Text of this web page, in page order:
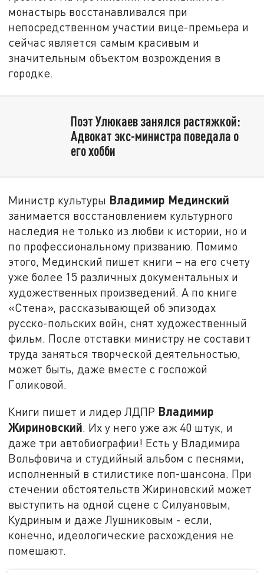
монастырь восстанавливался при
непосредственном участии вице-премьера и
сейчас является самым красивым и
значительным объектом возрождения в
городке.
Поэт Улюкаев занялся растяжкой:
Адвокат экс-министра поведала о
его хобби
Министр культуры Владимир Мединский
занимается восстановлением культурного
наследия не только из любви к истории, но и
по профессиональному призванию. Помимо
этого, Мединский пишет книги – на его счету
уже более 15 различных документальных и
художественных произведений. А по книге
«Стена», рассказывающей об эпизодах
русско-польских войн, снят художественный
фильм. После отставки министру не составит
труда заняться творческой деятельностью,
может быть, даже вместе с госпожой
Голиковой.
Книги пишет и лидер ЛДПР Владимир
Жириновский. Их у него уже аж 40 штук, и
даже три автобиографии! Есть у Владимира
Вольфовича и студийный альбом с песнями,
исполненный в стилистике поп-шансона. При
стечении обстоятельств Жириновский может
выступить на одной сцене с Силуановым,
Кудриным и даже Лушниковым - если,
конечно, идеологические расхождения не
помешают.